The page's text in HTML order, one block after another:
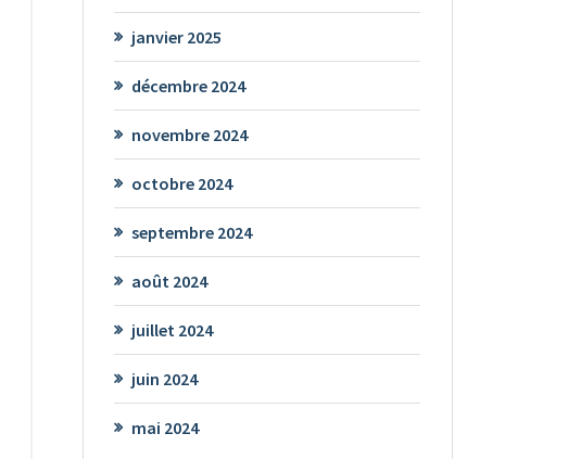
janvier 2025
décembre 2024
novembre 2024
octobre 2024
septembre 2024
août 2024
juillet 2024
juin 2024
mai 2024